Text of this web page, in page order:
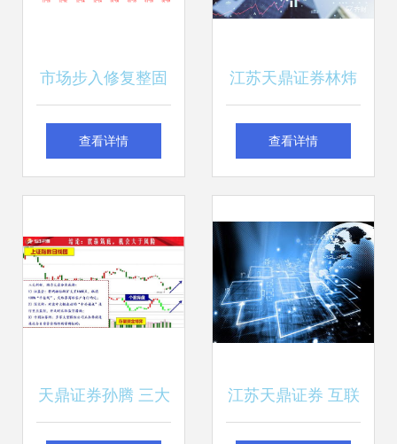
市场步入修复整固
期，天鼎证券建议
场良机
查看详情
江苏天鼎证券林炜
啤酒与猪肉股领
结构性机会
查看详情
天鼎证券孙腾 三大 江苏天鼎证券 互联